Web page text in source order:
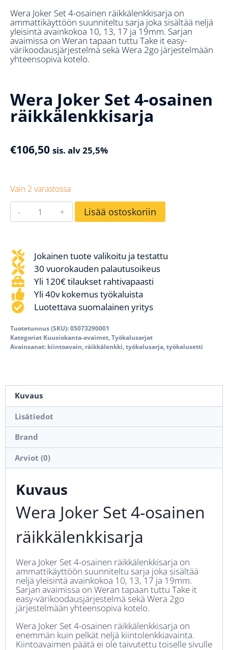
Wera Joker Set 4-osainen räikkälenkkisarja on
ammattikäyttöön suunniteltu sarja joka sisältää neljä
yleisintä avainkokoa 10, 13, 17 ja 19mm. Sarjan
avaimissa on Weran tapaan tuttu Take it easy-
värikoodausjärjestelmä sekä Wera 2go järjestelmään
yhteensopiva kotelo.
Wera Joker Set 4-osainen
räikkälenkkisarja
€106,50 sis. alv 25,5%
Vain 2 varastossa
Lisää ostoskoriin
Jokainen tuote valikoitu ja testattu
30 vuorokauden palautusoikeus
Yli 120€ tilaukset rahtivapaasti
Yli 40v kokemus työkaluista
Luotettava suomalainen yritys
Tuotetunnus (SKU):05073290001
Kategoriat Kuusiokanta-avaimet,Työkalusarjat
Avainsanat: kiintoavain, räikkälenkki,työkalusarja,työkalusetti
Kuvaus
Lisätiedot
Brand
Arviot (0)
Kuvaus
Wera Joker Set 4-osainen
räikkälenkkisarja
Wera Joker Set 4-osainen räikkälenkkisarja on
ammattikäyttöön suunniteltu sarja joka sisältää
neljä yleisintä avainkokoa 10, 13, 17 ja 19mm.
Sarjan avaimissa on Weran tapaan tuttu Take it
easy-värikoodausjärjestelmä sekä Wera 2go
järjestelmään yhteensopiva kotelo.
Wera Joker Set 4-osainen räikkälenkkisarja on
enemmän kuin pelkät neljä kiintolenkkiavainta.
Kiintoavaimen päätä ei ole taivutettu toiselle sivulle